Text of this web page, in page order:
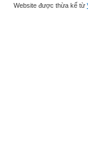
Website được thừa kế từ